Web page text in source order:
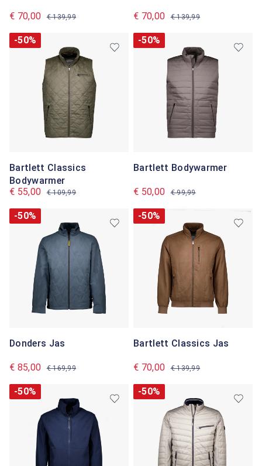
€ 70,00 € 139,99 € 70,00 € 139,99
-50%
Bartlett Classics
Bodywarmer
€ 55,00
€ 109,99
-50%
Bartlett Bodywarmer
€ 50,00 € 99,99
-50%
Donders Jas
€ 85,00 € 169,99
-50%
Bartlett Classics Jas
€ 70,00 € 139,99
-50% -50%